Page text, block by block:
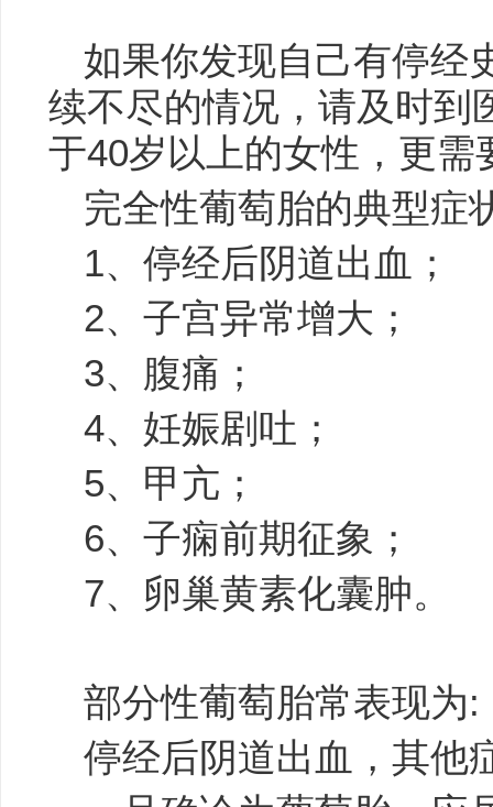
如果你发现自己有停经
续不尽的情况，请及时到
于40岁以上的女性，更需
完全性葡萄胎的典型症
1、停经后阴道出血；
2、子宫异常增大；
3、腹痛；
4、妊娠剧吐；
5、甲亢；
6、子痫前期征象；
7、卵巢黄素化囊肿。
部分性葡萄胎常表现为:
停经后阴道出血，其他